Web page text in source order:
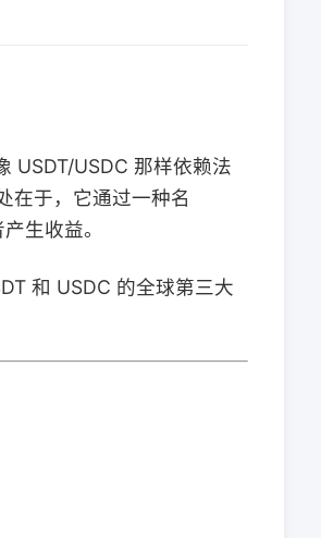
USDT/USDC 那样依赖法
在于，它通过一种名
生收益。
和 USDC 的全球第三大